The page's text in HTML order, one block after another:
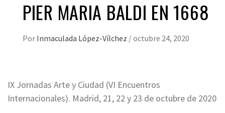
PIER MARIA BALDI EN 1668
Por Inmaculada López-Vílchez /octubre 24, 2020
IX Jornadas Arte y Ciudad (VI Encuentros
Internacionales). Madrid, 21, 22 y 23 de octubre de 2020